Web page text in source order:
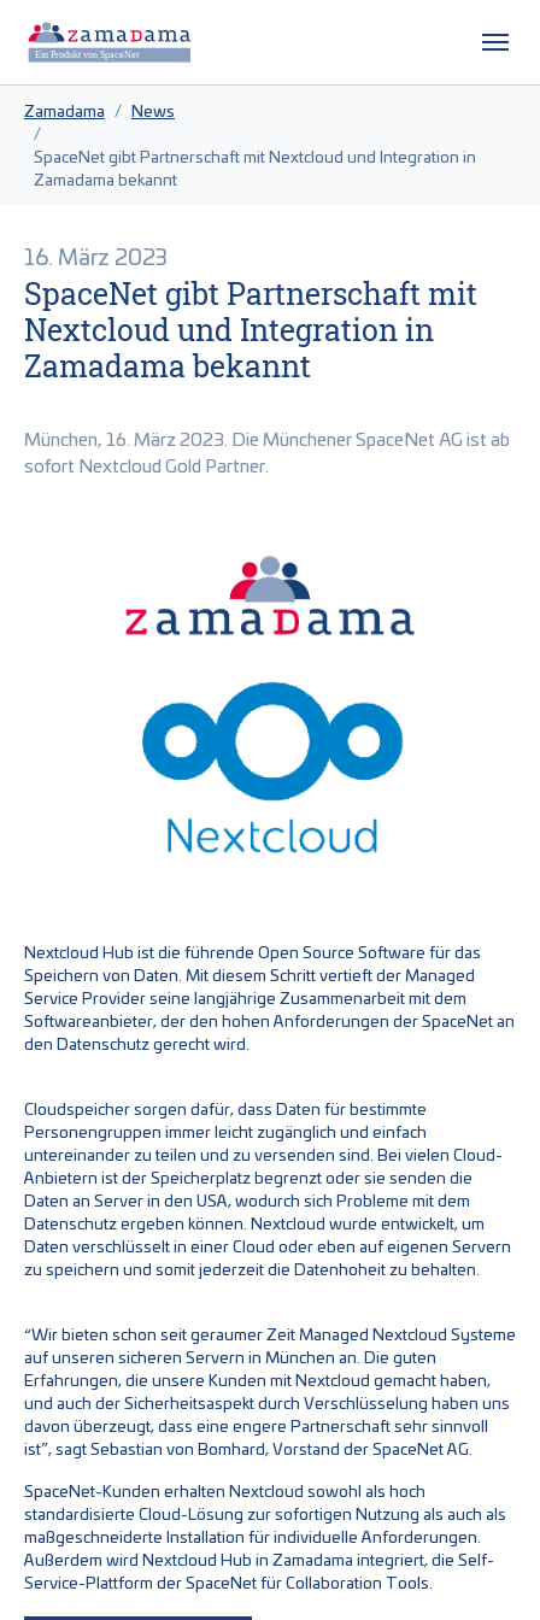
Zamadama
News
SpaceNet gibt Partnerschaft mit Nextcloud und Integration in
Zamadama bekannt
16. März 2023
SpaceNet gibt Partnerschaft mit
Nextcloud und Integration in
Zamadama bekannt
München, 16. März 2023. Die Münchener SpaceNet AG ist ab
sofort Nextcloud Gold Partner.
Nextcloud Hub ist die führende Open Source Software für das
Speichern von Daten. Mit diesem Schritt vertieft der Managed
Service Provider seine langjährige Zusammenarbeit mit dem
Softwareanbieter, der den hohen Anforderungen der SpaceNet an
den Datenschutz gerecht wird.
Cloudspeicher sorgen dafür, dass Daten für bestimmte
Personengruppen immer leicht zugänglich und einfach
untereinander zu teilen und zu versenden sind. Bei vielen Cloud-
Anbietern ist der Speicherplatz begrenzt oder sie senden die
Daten an Server in den USA, wodurch sich Probleme mit dem
Datenschutz ergeben können. Nextcloud wurde entwickelt, um
Daten verschlüsselt in einer Cloud oder eben auf eigenen Servern
zu speichern und somit jederzeit die Datenhoheit zu behalten.
“Wir bieten schon seit geraumer Zeit Managed Nextcloud Systeme
auf unseren sicheren Servern in München an. Die guten
Erfahrungen, die unsere Kunden mit Nextcloud gemacht haben,
und auch der Sicherheitsaspekt durch Verschlüsselung haben uns
davon überzeugt, dass eine engere Partnerschaft sehr sinnvoll
ist”, sagt Sebastian von Bomhard, Vorstand der SpaceNet AG.
SpaceNet-Kunden erhalten Nextcloud sowohl als hoch
standardisierte Cloud-Lösung zur sofortigen Nutzung als auch als
maßgeschneiderte Installation für individuelle Anforderungen.
Außerdem wird Nextcloud Hub in Zamadama integriert, die Self-
Service-Plattform der SpaceNet für Collaboration Tools.